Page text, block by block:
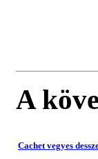
A
Cachet vegyes